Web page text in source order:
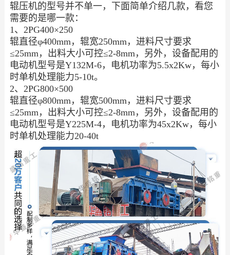
辊压机的型号并不单一，下面简单介绍几款，看您
需要的是哪一款：
1、2PG400×250
辊直径φ400mm，辊宽250mm，进料尺寸要求
≤25mm，出料大小可控≤2-8mm，另外，设备配用的
电动机型号是Y132M-6，电机功率为5.5x2Kw，每小
时单机处理能力5-10t。
2、2PG800×500
辊直径φ800mm，辊宽500mm，进料尺寸要求
≤25mm，出料大小可控≤2-8mm，另外，设备配用的
电动机型号是Y225M-4，电机功率为45x2Kw，每小
时单机处理能力20-40t